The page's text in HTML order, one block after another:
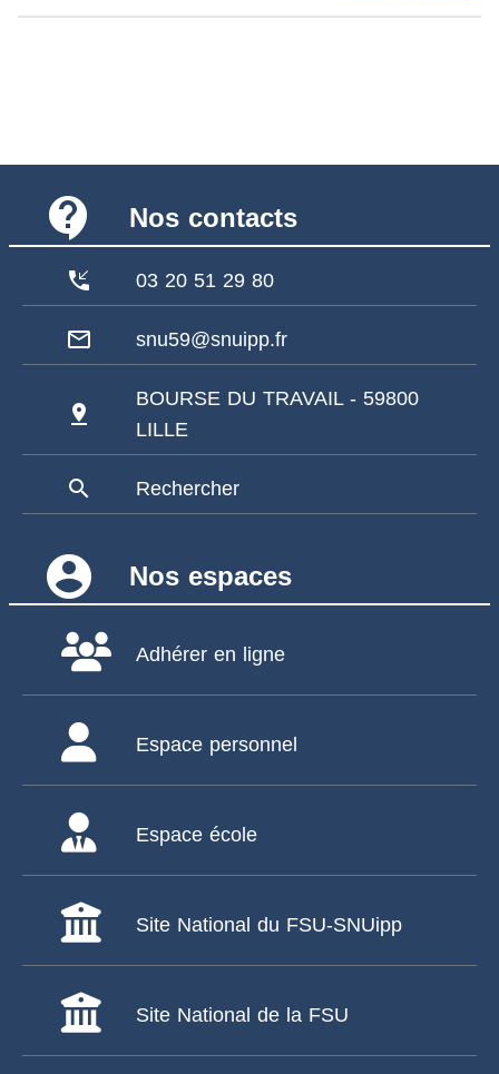
contact_support Nos contacts
phone_callback 03 20 51 29 80
mail_outline snu59@snuipp.fr
pin_drop
BOURSE DU TRAVAIL - 59800
LILLE
search Rechercher
account_circle Nos espaces
Adhérer en ligne
Espace personnel
Espace école
Site National du FSU-SNUipp
Site National de la FSU